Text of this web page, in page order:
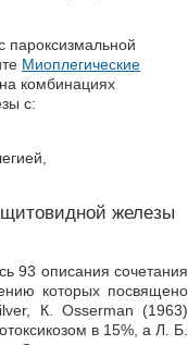
пароксизмальной
Миоплегические
комбинациях
с:
железы
93 описания сочетания
которых посвящено
К. Osserman (1963)
в 15%, а Л. Б.